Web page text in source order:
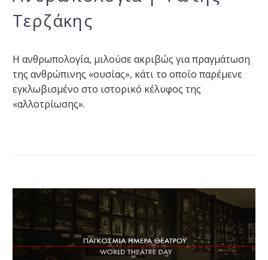
Τερζάκης
Η ανθρωπολογία, μιλούσε ακριβώς για πραγμάτωση
της ανθρώπινης «ουσίας», κάτι το οποίο παρέμενε
εγκλωβισμένο στο ιστορικό κέλυφος της
«αλλοτρίωσης».